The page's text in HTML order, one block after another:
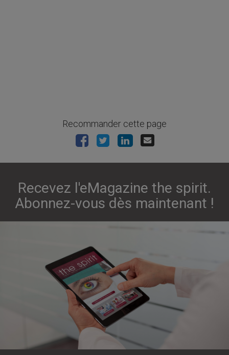
Recommander cette page
Recevez l'eMagazine the spirit.
Abonnez-vous dès maintenant !